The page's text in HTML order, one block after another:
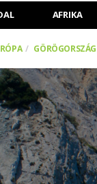
AFRIKA
GÖRÖGORSZÁG